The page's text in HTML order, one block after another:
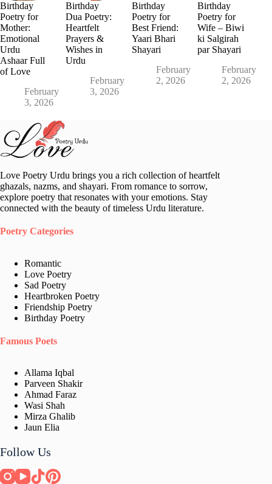
Birthday
Poetry for
Mother:
Emotional
Urdu
Ashaar Full
of Love
February
3, 2026
Birthday
Dua Poetry:
Heartfelt
Prayers &
Wishes in
Urdu
February
3, 2026
Birthday
Poetry for
Best Friend:
Yaari Bhari
Shayari
February
2, 2026
Birthday
Poetry for
Wife – Biwi
ki Salgirah
par Shayari
February
2, 2026
Love Poetry Urdu brings you a rich collection of heartfelt
ghazals, nazms, and shayari. From romance to sorrow,
explore poetry that resonates with your emotions. Stay
connected with the beauty of timeless Urdu literature.
Poetry Categories
Romantic
Love Poetry
Sad Poetry
Heartbroken Poetry
Friendship Poetry
Birthday Poetry
Famous Poets
Allama Iqbal
Parveen Shakir
Ahmad Faraz
Wasi Shah
Mirza Ghalib
Jaun Elia​
Follow Us